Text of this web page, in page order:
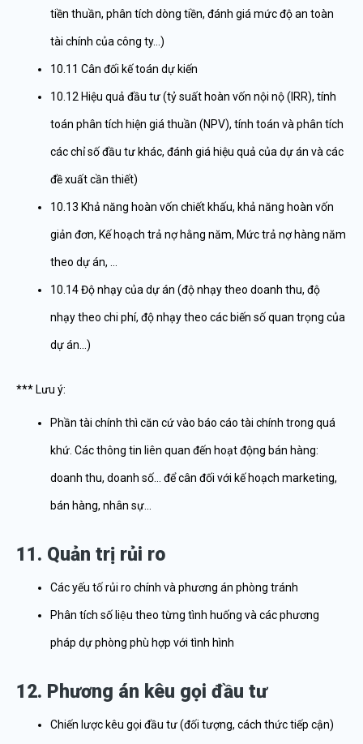
tiền thuần, phân tích dòng tiền, đánh giá mức độ an toàn
tài chính của công ty…)
10.11 Cân đối kế toán dự kiến
10.12 Hiệu quả đầu tư (tỷ suất hoàn vốn nội nộ (IRR), tính
toán phân tích hiện giá thuần (NPV), tính toán và phân tích
các chỉ số đầu tư khác, đánh giá hiệu quả của dự án và các
đề xuất cần thiết)
10.13 Khả năng hoàn vốn chiết khấu, khả năng hoàn vốn
giản đơn, Kế hoạch trả nợ hằng năm, Mức trả nợ hàng năm
theo dự án, …
10.14 Độ nhạy của dự án (độ nhạy theo doanh thu, độ
nhạy theo chi phí, độ nhạy theo các biến số quan trọng của
dự án…)
*** Lưu ý:
Phần tài chính thì căn cứ vào báo cáo tài chính trong quá
khứ. Các thông tin liên quan đến hoạt động bán hàng:
doanh thu, doanh số… để cân đối với kế hoạch marketing,
bán hàng, nhân sự…
11. Quản trị rủi ro
Các yếu tố rủi ro chính và phương án phòng tránh
Phân tích số liệu theo từng tình huống và các phương
pháp dự phòng phù hợp với tình hình
12. Phương án kêu gọi đầu tư
Chiến lược kêu gọi đầu tư (đối tượng, cách thức tiếp cận)